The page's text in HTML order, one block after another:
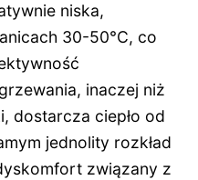
niska,
30-50°C, co
inaczej niż
dostarcza ciepło od
jednolity rozkład
związany z